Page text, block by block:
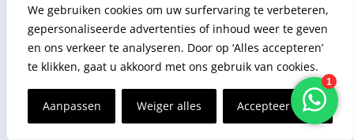
We gebruiken cookies om uw surfervaring te verbeteren,
gepersonaliseerde advertenties of inhoud weer te geven
en ons verkeer te analyseren. Door op ‘Alles accepteren’
te klikken, gaat u akkoord met ons gebruik van cookies.
Aanpassen Weiger alles Accepteer alles